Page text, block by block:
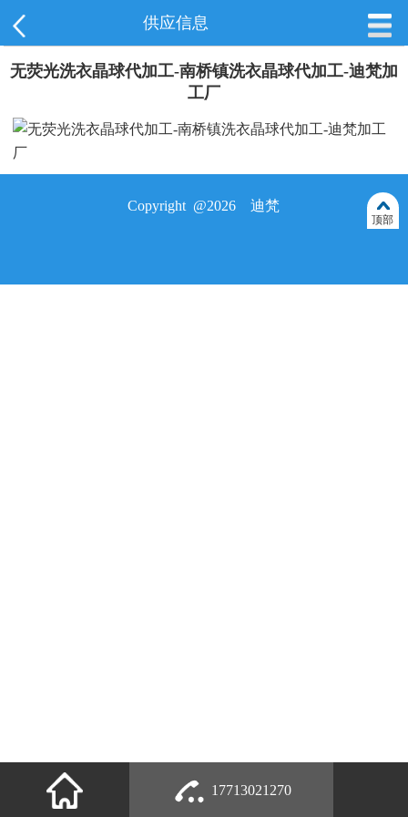
供应信息
无荧光洗衣晶球代加工-南桥镇洗衣晶球代加工-迪梵加
工厂
Copyright @2026 迪梵
顶部
17713021270